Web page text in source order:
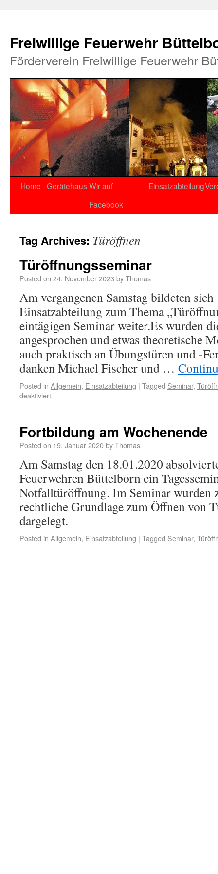
Freiwillige Feuerwehr
Förderverein Freiwillige Feuerwehr
Home Gerätehaus Wir auf
Facebook
Einsatzabteilung
Tag Archives: Türöffnen
Türöffnungsseminar
Posted on 24. November 2023 byThomas
Am vergangenen Samstag bildeten
Einsatzabteilung zum Thema
eintägigen Seminar weiter.Es wurden
angesprochen und etwas theoretische
auch praktisch an Übungstüren und -
danken Michael Fischer und …
Posted in Allgemein, Einsatzabteilung | Tagged Seminar,
deaktiviert
Fortbildung am Wochenende
Posted on 19. Januar 2020byThomas
Am Samstag den 18.01.2020
Feuerwehren Büttelborn ein
Notfalltüröffnung. Im Seminar wurden
rechtliche Grundlage zum Öffnen von
dargelegt.
Posted in Allgemein, Einsatzabteilung | Tagged Seminar,